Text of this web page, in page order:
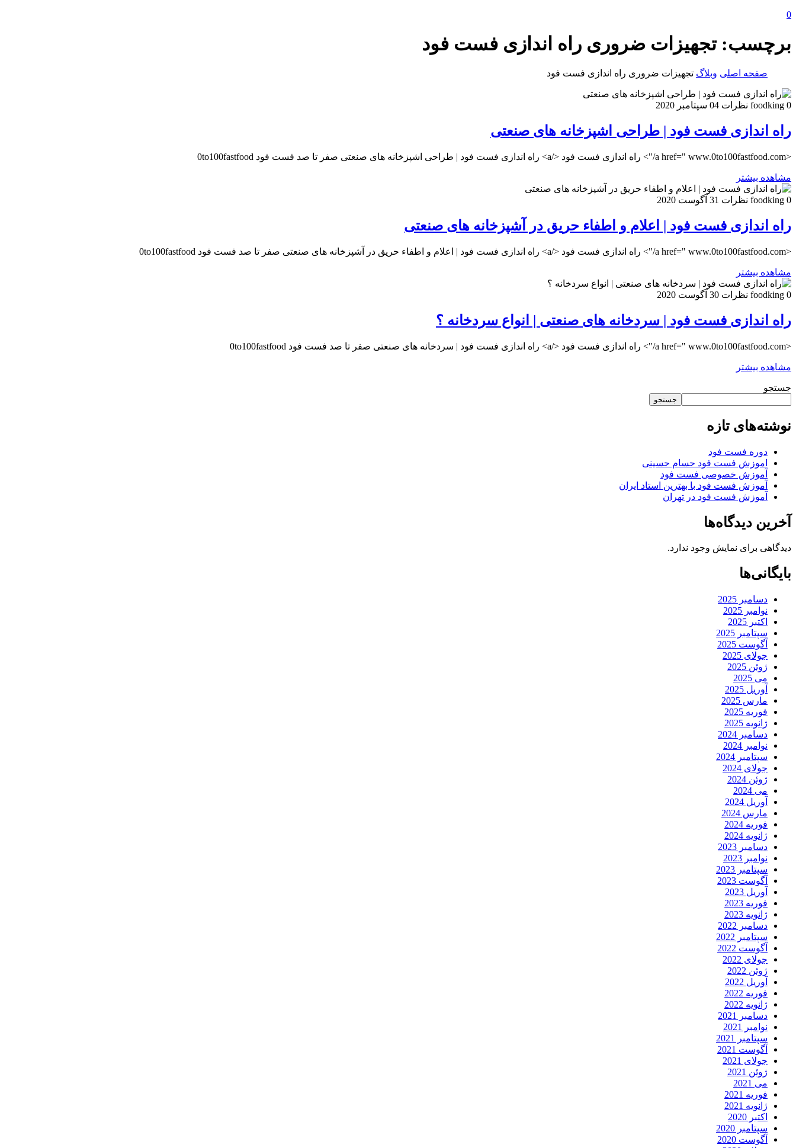
0
برچسب:تجهیزات ضروری راه اندازی فست فود
صفحه اصلی وبلاگ تجهیزات ضروری راه اندازی فست فود
foodking 0 نظرات 04 سپتامبر 2020
راه اندازی فست فود | طراحی اشپزخانه های صنعتی
<a href=" www.0to100fastfood.com/"> راه اندازی فست فود </a> راه اندازی فست فود | طراحی اشپزخانه های صنعتی صفر تا صد فست فود 0to100fastfood
مشاهده بیشتر
foodking 0 نظرات 31 آگوست 2020
راه اندازی فست فود | اعلام و اطفاء حریق در آشپزخانه های صنعتی
<a href=" www.0to100fastfood.com/"> راه اندازی فست فود </a> راه اندازی فست فود | اعلام و اطفاء حریق در آشپزخانه های صنعتی صفر تا صد فست فود 0to100fastfood
مشاهده بیشتر
foodking 0 نظرات 30 آگوست 2020
راه اندازی فست فود | سردخانه های صنعتی | انواع سردخانه ؟
<a href=" www.0to100fastfood.com/"> راه اندازی فست فود </a> راه اندازی فست فود | سردخانه های صنعتی صفر تا صد فست فود 0to100fastfood
مشاهده بیشتر
جستجو
جستجو
نوشته‌های تازه
دوره فست فود
اموزش فست فود حسام حسینی
آموزش خصوصی فست فود
آموزش فست فود با بهترین استاد ایران
آموزش فست فود در تهران
آخرین دیدگاه‌ها
دیدگاهی برای نمایش وجود ندارد.
بایگانی‌ها
دسامبر 2025
نوامبر 2025
اکتبر 2025
سپتامبر 2025
آگوست 2025
جولای 2025
ژوئن 2025
می 2025
آوریل 2025
مارس 2025
فوریه 2025
ژانویه 2025
دسامبر 2024
نوامبر 2024
سپتامبر 2024
جولای 2024
ژوئن 2024
می 2024
آوریل 2024
مارس 2024
فوریه 2024
ژانویه 2024
دسامبر 2023
نوامبر 2023
سپتامبر 2023
آگوست 2023
آوریل 2023
فوریه 2023
ژانویه 2023
دسامبر 2022
سپتامبر 2022
آگوست 2022
جولای 2022
ژوئن 2022
آوریل 2022
فوریه 2022
ژانویه 2022
دسامبر 2021
نوامبر 2021
سپتامبر 2021
آگوست 2021
جولای 2021
ژوئن 2021
می 2021
فوریه 2021
ژانویه 2021
اکتبر 2020
سپتامبر 2020
آگوست 2020